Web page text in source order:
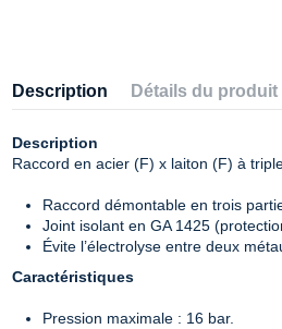
Description Détails du produit
Description
Raccord en acier (F) x laiton (F) à
Raccord démontable en trois
Joint isolant en GA 1425
Évite l’électrolyse entre deux
Caractéristiques
Pression maximale : 16 bar.